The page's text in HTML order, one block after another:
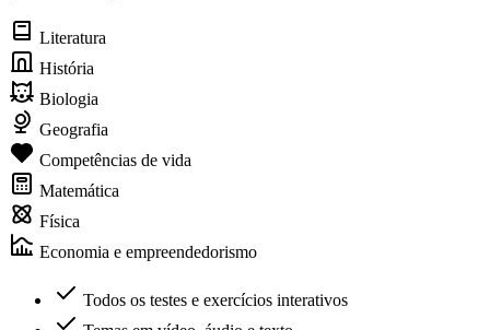
Literatura
História
Biologia
Geografia
Competências de vida
Matemática
Física
Economia e empreendedorismo
Todos os testes e exercícios interativos